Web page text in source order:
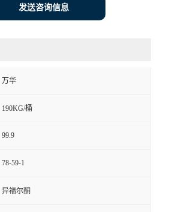
发送咨询信息
万华
190KG/桶
99.9
78-59-1
异福尔酮